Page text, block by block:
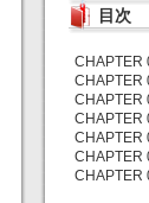
目次
CHAPTER